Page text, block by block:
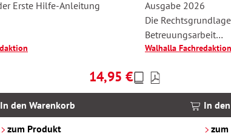
Erste Hilfe-Anleitung
Regulärer Preis:
14,95 €
In den Warenkorb
zum Produkt
Ausgabe 2026
Die
Betreuungsarbeit
Neues
Walhalla Fachredaktion
Preise
inkl.
In
zum